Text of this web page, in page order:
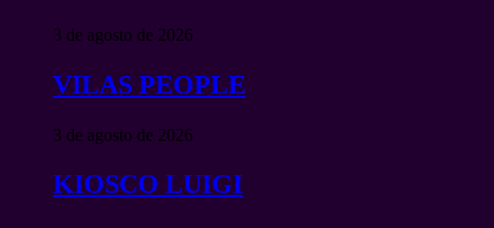
3 de agosto de 2026
VILAS PEOPLE
3 de agosto de 2026
KIOSCO LUIGI